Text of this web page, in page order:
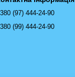
(97) 444-24-90
(99) 444-24-90